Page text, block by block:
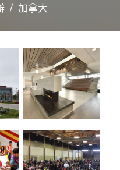
加拿大